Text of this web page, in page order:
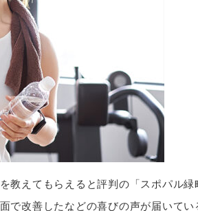
教えてもらえると評判の「スポパル緑
で改善したなどの喜びの声が届いてい